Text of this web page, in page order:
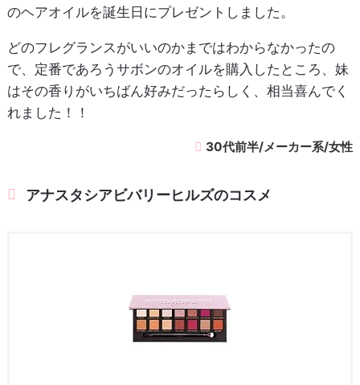
のヘアオイルを誕生日にプレゼントしました。
どのフレグランスがいいのかまではわからなかったの
で、定番であろうサボンのオイルを購入したところ、妹
はその香りがいちばん好みだったらしく、相当喜んでく
れました！！
30代前半/メーカー系/女性
アナスタシアビバリーヒルズのコスメ